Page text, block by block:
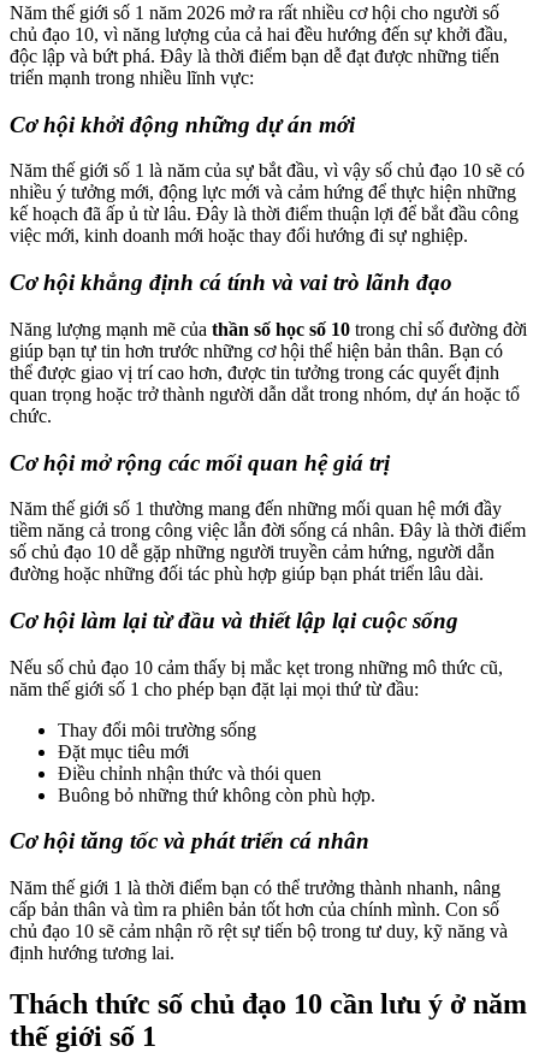
Năm thế giới số 1 năm 2026 mở ra rất nhiều cơ hội cho người số
chủ đạo 10, vì năng lượng của cả hai đều hướng đến sự khởi đầu,
độc lập và bứt phá. Đây là thời điểm bạn dễ đạt được những tiến
triển mạnh trong nhiều lĩnh vực:
Cơ hội khởi động những dự án mới
Năm thế giới số 1 là năm của sự bắt đầu, vì vậy số chủ đạo 10 sẽ có
nhiều ý tưởng mới, động lực mới và cảm hứng để thực hiện những
kế hoạch đã ấp ủ từ lâu. Đây là thời điểm thuận lợi để bắt đầu công
việc mới, kinh doanh mới hoặc thay đổi hướng đi sự nghiệp.
Cơ hội khẳng định cá tính và vai trò lãnh đạo
Năng lượng mạnh mẽ của thần số học số 10 trong chỉ số đường đời
giúp bạn tự tin hơn trước những cơ hội thể hiện bản thân. Bạn có
thể được giao vị trí cao hơn, được tin tưởng trong các quyết định
quan trọng hoặc trở thành người dẫn dắt trong nhóm, dự án hoặc tổ
chức.
Cơ hội mở rộng các mối quan hệ giá trị
Năm thế giới số 1 thường mang đến những mối quan hệ mới đầy
tiềm năng cả trong công việc lẫn đời sống cá nhân. Đây là thời điểm
số chủ đạo 10 dễ gặp những người truyền cảm hứng, người dẫn
đường hoặc những đối tác phù hợp giúp bạn phát triển lâu dài.
Cơ hội làm lại từ đầu và thiết lập lại cuộc sống
Nếu số chủ đạo 10 cảm thấy bị mắc kẹt trong những mô thức cũ,
năm thế giới số 1 cho phép bạn đặt lại mọi thứ từ đầu:
Thay đổi môi trường sống
Đặt mục tiêu mới
Điều chỉnh nhận thức và thói quen
Buông bỏ những thứ không còn phù hợp.
Cơ hội tăng tốc và phát triển cá nhân
Năm thế giới 1 là thời điểm bạn có thể trưởng thành nhanh, nâng
cấp bản thân và tìm ra phiên bản tốt hơn của chính mình. Con số
chủ đạo 10 sẽ cảm nhận rõ rệt sự tiến bộ trong tư duy, kỹ năng và
định hướng tương lai.
Thách thức số chủ đạo 10 cần lưu ý ở năm
thế giới số 1